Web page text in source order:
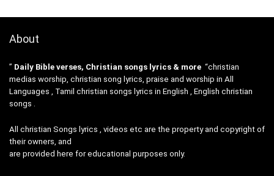
About
” Daily Bible verses, Christian songs lyrics & more “christian
medias worship, christian song lyrics, praise and worship in All
Languages , Tamil christian songs lyrics in English , English christian
songs .
All christian Songs lyrics , videos etc are the property and copyright of
their owners, and
are provided here for educational purposes only.